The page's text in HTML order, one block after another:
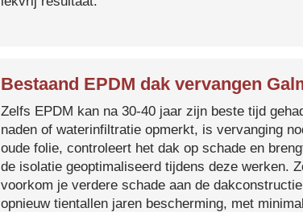
Bestaand EPDM dak vervangen
Zelfs EPDM kan na 30-40 jaar zijn beste tijd
naden of waterinfiltratie opmerkt, is vervanging
oude folie, controleert het dak op schade en
de isolatie geoptimaliseerd tijdens deze werken.
voorkom je verdere schade aan de
opnieuw tientallen jaren bescherming, met